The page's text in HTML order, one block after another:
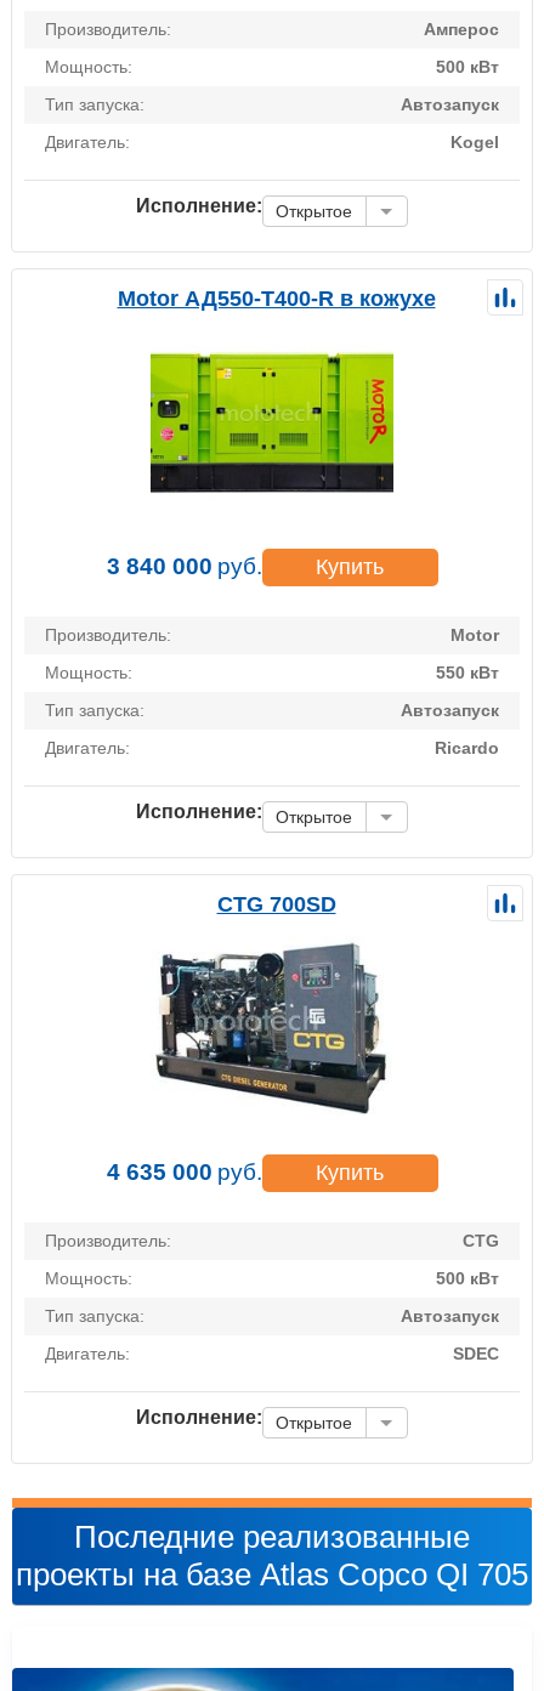
Производитель:
Амперос
Мощность:
500 кВт
Тип запуска:
Автозапуск
Двигатель:
Kogel
Исполнение: Открытое
Motor АД550-Т400-R в кожухе
3 840 000 руб. Купить
Производитель:
Motor
Мощность:
550 кВт
Тип запуска:
Автозапуск
Двигатель:
Ricardo
Исполнение: Открытое
CTG 700SD
4 635 000 руб. Купить
Производитель:
CTG
Мощность:
500 кВт
Тип запуска:
Автозапуск
Двигатель:
SDEC
Исполнение: Открытое
Последние реализованные
проекты на базе Atlas Copco QI 705